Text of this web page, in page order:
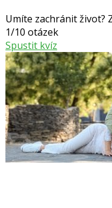
Umíte zachránit život?
1/10 otázek
Spustit kvíz